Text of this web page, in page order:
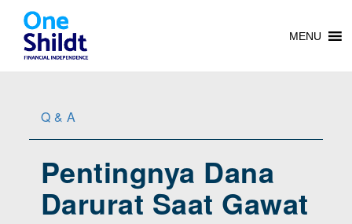
MENU
Q & A
Pentingnya Dana
Darurat Saat Gawat